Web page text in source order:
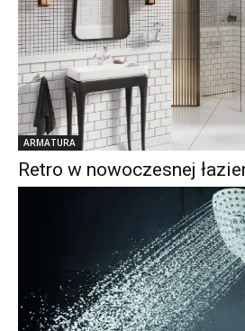
ARMATURA
Retro w nowoczesnej